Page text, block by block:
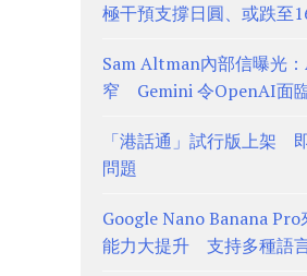
極干預支撐日圓、或跌至
Sam Altman內部信曝光
窄 Gemini 令OpenAI面
「港話通」試行版上架
問題
Google Nano Banana
能力大提升 支持多種語